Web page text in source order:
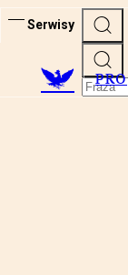
Serwisy
PRO